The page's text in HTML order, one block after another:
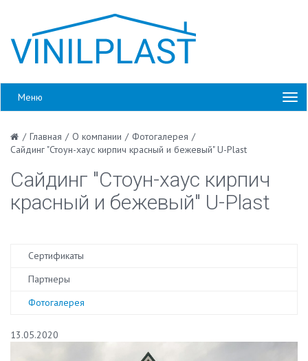
Меню
/ Главная / О компании / Фотогалерея /
Сайдинг "Стоун-хаус кирпич красный и бежевый" U-Plast
Сайдинг "Стоун-хаус кирпич
красный и бежевый" U-Plast
Сертификаты
Партнеры
Фотогалерея
13.05.2020